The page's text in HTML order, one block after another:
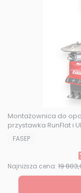
Montażownica do
przystawka RunFlat i
PRODUCENT
FASEP
Najniższa cena: 19